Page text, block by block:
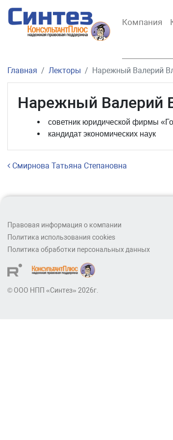
Компания
Главная Лекторы Нарежный Валерий
Нарежный Валерий
советник юридической фирмы
кандидат экономических наук
Навигация по записям
Смирнова Татьяна Степановна
Правовая информация о компании
Политика использования cookies
Политика обработки персональных данных
© ООО НПП «Синтез» 2026г.